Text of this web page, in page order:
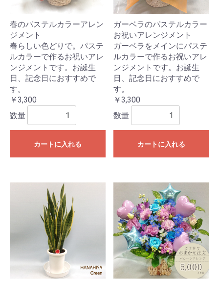
春のパステルカラーアレン
ジメント
春らしい色どりで。パステ
ルカラーで作るお祝いアレ
ンジメントです。お誕生
日、記念日におすすめで
す。
￥3,300
数量
カートに入れる
ガーベラのパステルカラー
お祝いアレンジメント
ガーベラをメインにパステ
ルカラーで作るお祝いアレ
ンジメントです。お誕生
日、記念日におすすめで
す。
￥3,300
数量
カートに入れる